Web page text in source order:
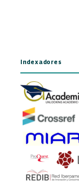
Indexadores